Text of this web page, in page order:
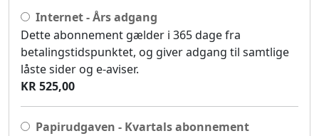
Internet - Års adgang
Dette abonnement gælder i 365 dage fra
betalingstidspunktet, og giver adgang til samtlige
låste sider og e-aviser.
KR 525,00
Papirudgaven - Kvartals abonnement